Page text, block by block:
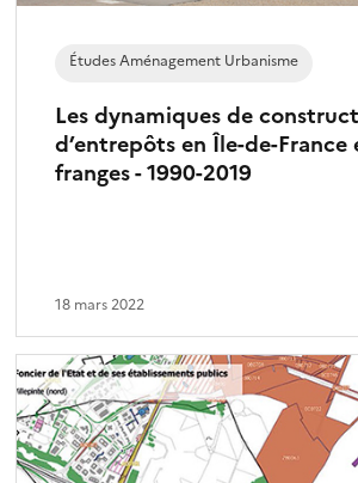
Les dynamiques de
d’entrepôts en Île-de-France
franges - 1990-2019
Études Aménagement Urbanisme
18 mars 2022